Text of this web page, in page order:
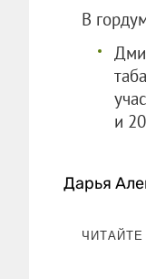
В
и
Дарья